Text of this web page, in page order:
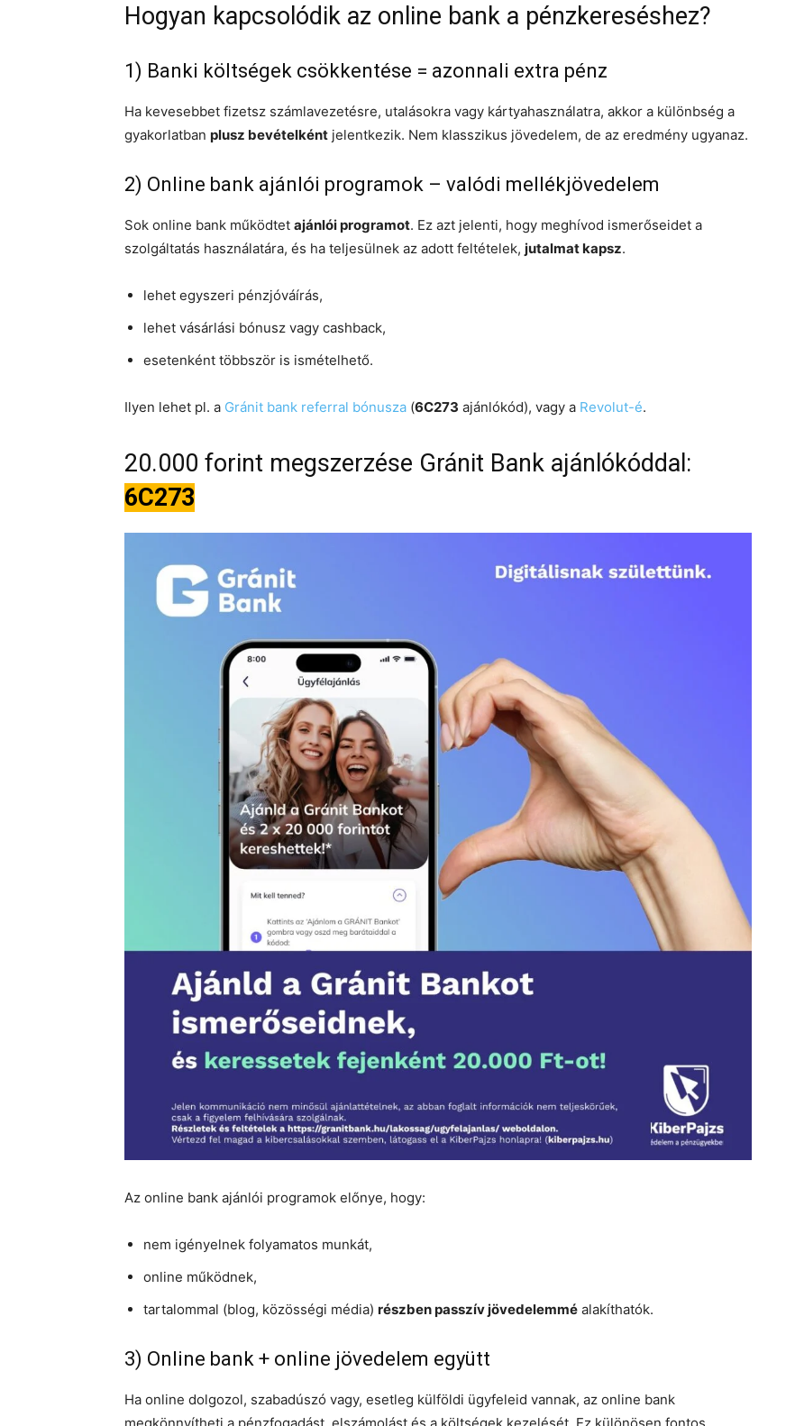
Hogyan kapcsolódik az online bank a pénzkereséshez?
1) Banki költségek csökkentése = azonnali extra pénz
Ha kevesebbet fizetsz számlavezetésre, utalásokra vagy kártyahasználatra, akkor a különbség a
gyakorlatban plusz bevételként jelentkezik. Nem klasszikus jövedelem, de az eredmény ugyanaz.
2) Online bank ajánlói programok – valódi mellékjövedelem
Sok online bank működtet ajánlói programot. Ez azt jelenti, hogy meghívod ismerőseidet a
szolgáltatás használatára, és ha teljesülnek az adott feltételek, jutalmat kapsz.
lehet egyszeri pénzjóváírás,
lehet vásárlási bónusz vagy cashback,
esetenként többször is ismételhető.
Ilyen lehet pl. a Gránit bank referral bónusza (6C273 ajánlókód), vagy a Revolut-é.
20.000 forint megszerzése Gránit Bank ajánlókóddal:
6C273
Az online bank ajánlói programok előnye, hogy:
nem igényelnek folyamatos munkát,
online működnek,
tartalommal (blog, közösségi média) részben passzív jövedelemmé alakíthatók.
3) Online bank + online jövedelem együtt
Ha online dolgozol, szabadúszó vagy, esetleg külföldi ügyfeleid vannak, az online bank